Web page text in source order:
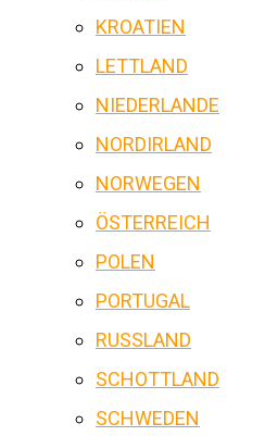
KROATIEN
LETTLAND
NIEDERLANDE
NORDIRLAND
NORWEGEN
ÖSTERREICH
POLEN
PORTUGAL
RUSSLAND
SCHOTTLAND
SCHWEDEN